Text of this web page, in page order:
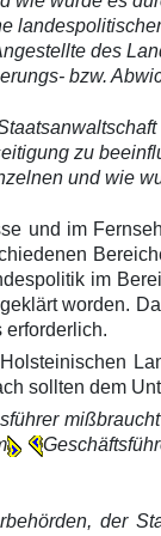
des
bzw.
zu
und wie
und im
im
worden.
erforderlich.
sollten dem
der